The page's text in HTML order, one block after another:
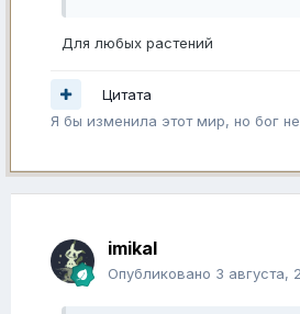
Для любых растений
Цитата
Я бы изменила этот мир, но бог
imikal
Опубликовано 3 августа,